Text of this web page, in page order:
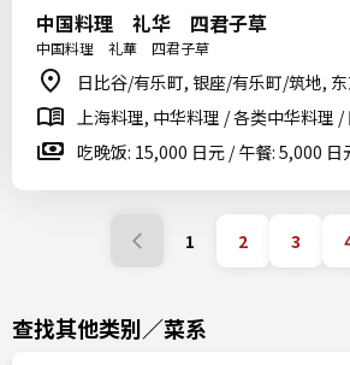
中国料理 礼华 四君子草
中国料理 礼華 四君子草
日比谷/有乐町, 银座/有乐町/筑地,
上海料理, 中华料理 / 各类中华料理 /
吃晚饭: 15,000 日元 / 午餐: 5,000 日
1 2 3
查找其他类别／菜系